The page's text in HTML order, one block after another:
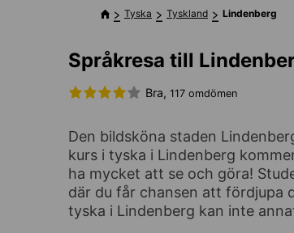
Tyska Tyskland Lindenberg
Språkresa till
Bra, 117 omdömen
Den bildsköna staden
kurs i tyska i Lindenberg
ha mycket att se och göra!
där du får chansen att fördjupa
tyska i Lindenberg kan inte